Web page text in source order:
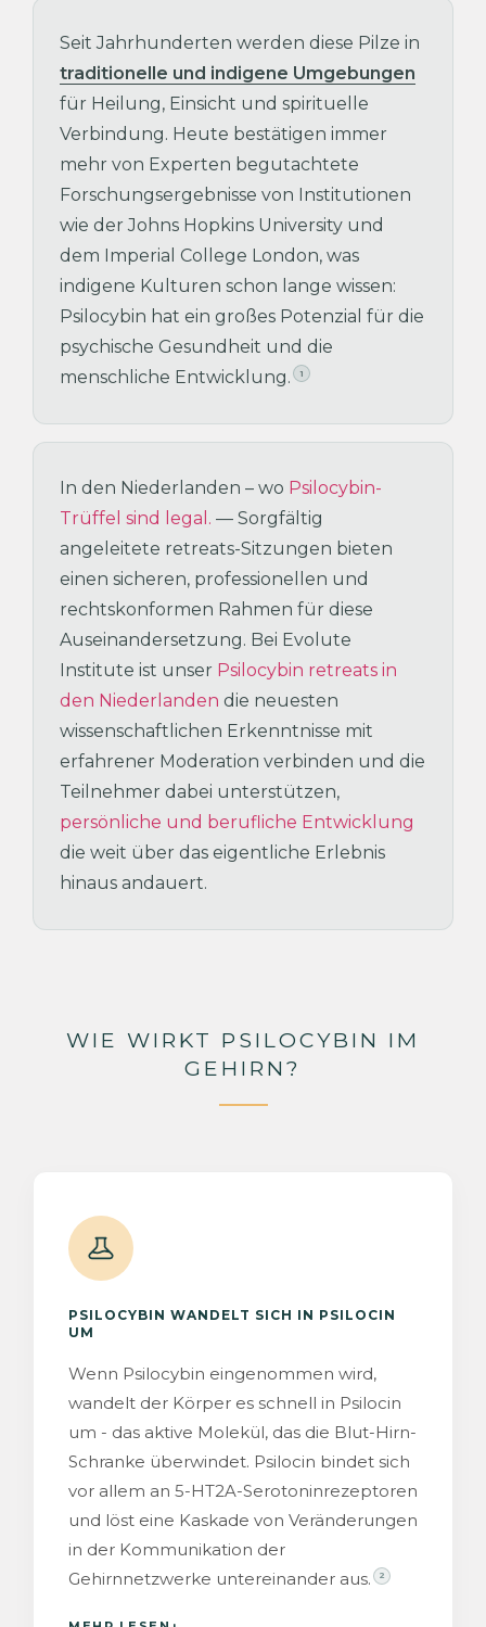
Seit Jahrhunderten werden diese Pilze in
traditionelle und indigene Umgebungen
für Heilung, Einsicht und spirituelle
Verbindung. Heute bestätigen immer
mehr von Experten begutachtete
Forschungsergebnisse von Institutionen
wie der Johns Hopkins University und
dem Imperial College London, was
indigene Kulturen schon lange wissen:
Psilocybin hat ein großes Potenzial für die
psychische Gesundheit und die
menschliche Entwicklung.
1
In den Niederlanden – wo Psilocybin-
Trüffel sind legal. — Sorgfältig
angeleitete retreats-Sitzungen bieten
einen sicheren, professionellen und
rechtskonformen Rahmen für diese
Auseinandersetzung. Bei Evolute
Institute ist unser Psilocybin retreats in
den Niederlanden die neuesten
wissenschaftlichen Erkenntnisse mit
erfahrener Moderation verbinden und die
Teilnehmer dabei unterstützen,
persönliche und berufliche Entwicklung
die weit über das eigentliche Erlebnis
hinaus andauert.
WIE WIRKT PSILOCYBIN IM
GEHIRN?
PSILOCYBIN WANDELT SICH IN PSILOCIN
UM
Wenn Psilocybin eingenommen wird,
wandelt der Körper es schnell in Psilocin
um - das aktive Molekül, das die Blut-Hirn-
Schranke überwindet. Psilocin bindet sich
vor allem an 5-HT2A-Serotoninrezeptoren
und löst eine Kaskade von Veränderungen
in der Kommunikation der
Gehirnnetzwerke untereinander aus.
2